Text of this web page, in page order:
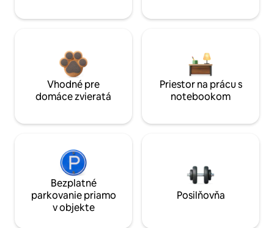
Vhodné pre
domáce zvieratá
Priestor na prácu s
notebookom
Bezplatné
parkovanie priamo
v objekte
Posilňovňa